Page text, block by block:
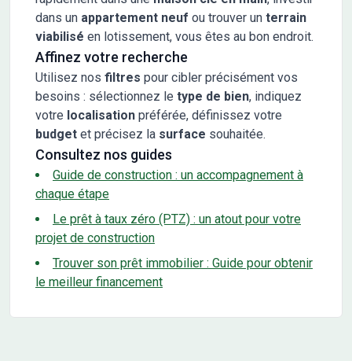
dans un appartement neuf ou trouver un terrain
viabilisé en lotissement, vous êtes au bon endroit.
Affinez votre recherche
Utilisez nos filtres pour cibler précisément vos
besoins : sélectionnez le type de bien, indiquez
votre localisation préférée, définissez votre
budget et précisez la surface souhaitée.
Consultez nos guides
Guide de construction : un accompagnement à
chaque étape
Le prêt à taux zéro (PTZ) : un atout pour votre
projet de construction
Trouver son prêt immobilier : Guide pour obtenir
le meilleur financement